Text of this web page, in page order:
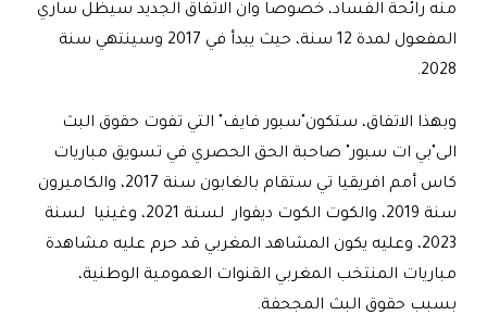
منه رائحة الفساد، خصوصا وان الاتفاق الجديد سيظل ساري
المفعول لمدة 12 سنة، حيث يبدأ في 2017 وسينتهي سنة
2028.
وبهذا الاتفاق، ستكون"سبور فايف" التي تفوت حقوق البث
الى"بي ات سبور" صاحبة الحق الحصري في تسويق مباريات
كاس أمم افريقيا تي ستقام بالغابون سنة 2017، والكاميرون
سنة 2019، والكوت الكوت ديفوار لسنة 2021، وغينيا لسنة
2023، وعليه يكون المشاهد المغربي قد حرم عليه مشاهدة
مباريات المنتخب المغربي القنوات العمومية الوطنية،
بسبب حقوق البث المجحفة.